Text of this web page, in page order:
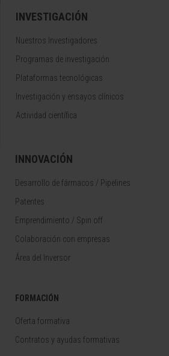
INVESTIGACIÓN
Nuestros Investigadores
Programas de investigación
Plataformas tecnológicas
Investigación y ensayos clínicos
Actividad científica
INNOVACIÓN
Desarrollo de fármacos / Pipelines
Patentes
Emprendimiento / Spin off
Colaboración con empresas
Área del Inversor
FORMACIÓN
Oferta formativa
Contratos y ayudas formativas